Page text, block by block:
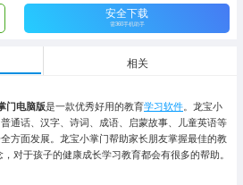
安全下载
需360手机助手
相关
门电脑版是一款优秀好用的教育学习软件 。龙宝小
通话、汉字、诗词、成语、启蒙故事、儿童英语等
方面发展。龙宝小掌门帮助家长朋友掌握最佳的教
对于孩子的健康成长学习教育都会有很多的帮助。